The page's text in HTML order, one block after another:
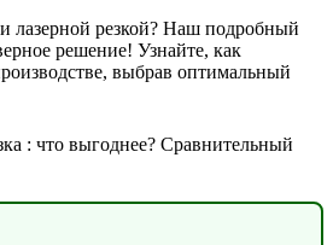
резкой? Наш подробный
решение! Узнайте, как
выбрав оптимальный